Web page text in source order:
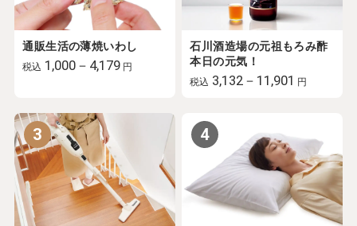
通販生活の薄焼いわし
税込 1,000－4,179 円
石川酒造場の元祖もろみ酢
本日の元気！
税込 3,132－11,901 円
3 4